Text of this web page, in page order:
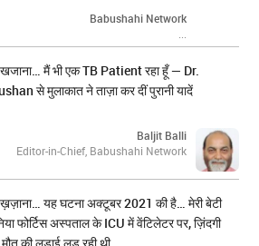
Babushahi Network
...
खजाना… मैं भी एक TB Patient रहा हूँ — Dr.
से मुलाकात ने ताज़ा कर दीं पुरानी यादें
Baljit Balli
Editor-in-Chief, Babushahi Network
ख़ज़ाना… यह घटना अक्टूबर 2021 की है… मेरी बेटी
फोर्टिस अस्पताल के ICU में वेंटिलेटर पर, ज़िंदगी